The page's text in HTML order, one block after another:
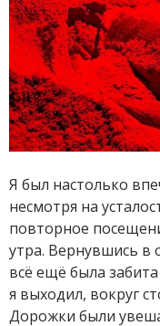
Я был настолько
несмотря на
повторное
утра. Вернувшись в
всё ещё была
я выходил, вокруг
Дорожки были